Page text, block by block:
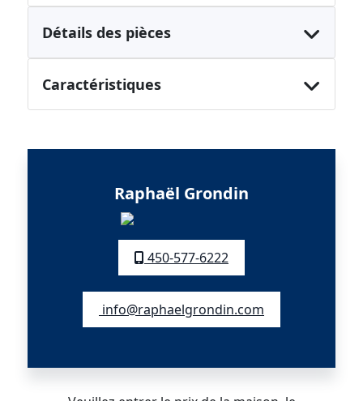
Détails des pièces
Caractéristiques
Raphaël Grondin
450-577-6222
info@raphaelgrondin.com